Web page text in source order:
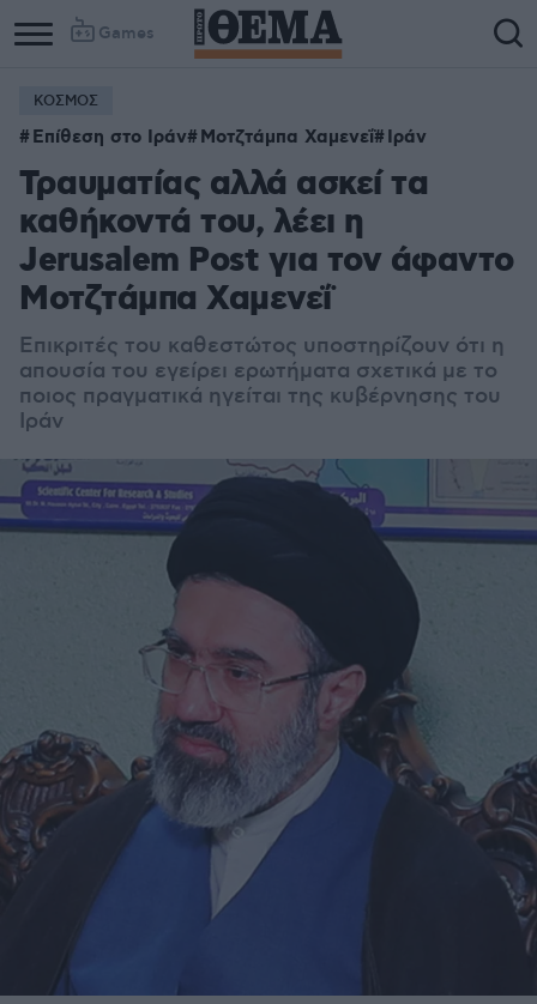
Games
ΚΟΣΜΟΣ
Επίθεση στο Ιράν Μοτζτάμπα Χαμενεΐ Ιράν
Τραυματίας αλλά ασκεί τα
καθήκοντά του, λέει η
Jerusalem Post για τον άφαντο
Μοτζτάμπα Χαμενεΐ
Eπικριτές του καθεστώτος υποστηρίζουν ότι η
απουσία του εγείρει ερωτήματα σχετικά με το
ποιος πραγματικά ηγείται της κυβέρνησης του
Ιράν